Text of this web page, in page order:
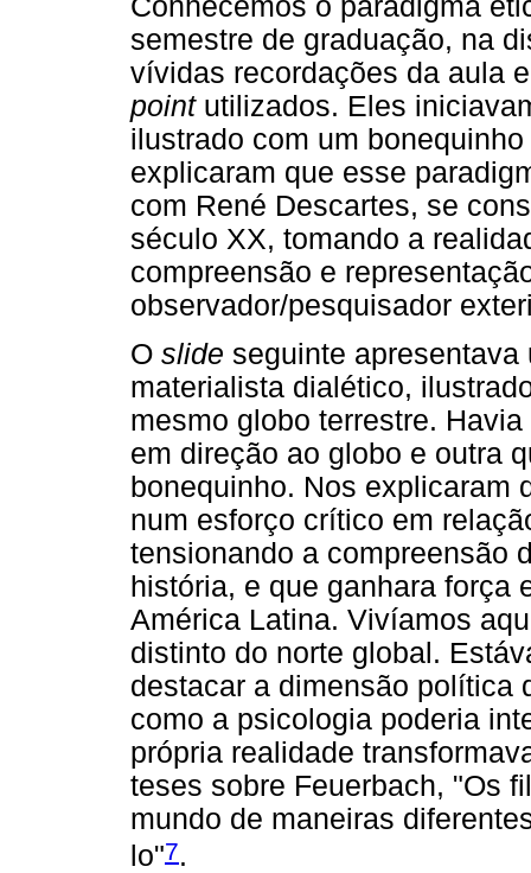
Conhecemos o paradigma
semestre de graduação, na
vívidas recordações da aula
pointutilizados. Eles
ilustrado com um
explicaram que esse
com René Descartes, se
século XX, tomando a
compreensão e
observador/pesquisador
O slide seguinte
materialista dialético,
mesmo globo terrestre.
em direção ao globo e outra
bonequinho. Nos explicaram
num esforço crítico em
tensionando a compreensão
história, e que ganhara força
América Latina. Vivíamos
distinto do norte global.
destacar a dimensão política
como a psicologia poderia
própria realidade
teses sobre Feuerbach, "Os
mundo de maneiras
lo"7.